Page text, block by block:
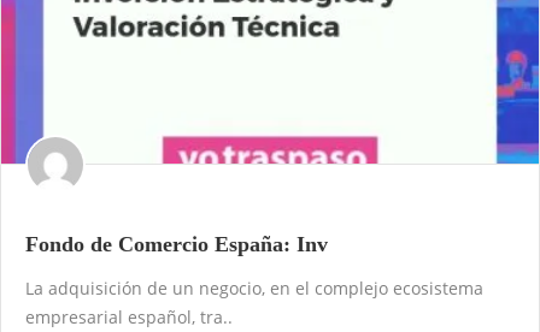
Fondo de Comercio España: Inv
La adquisición de un negocio, en el complejo ecosistema
empresarial español, tra..